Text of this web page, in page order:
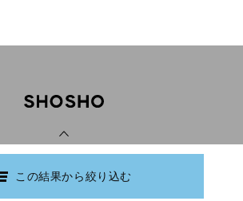
この結果から絞り込む
© Ishikawa Prefectural Library.